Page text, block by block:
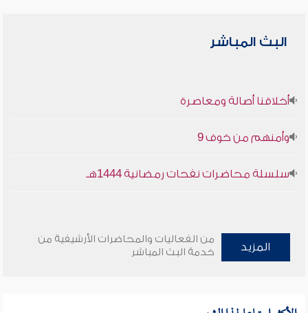
البث المباشر
أخلاقنا أصالة ومعاصرة
وأمنهم من خوف 9
سلسلة محاضرات نفحات رمضانية 1444هـ
المزيد
من الفعاليات والمحاضرات الأرشيفية من
خدمة البث المباشر